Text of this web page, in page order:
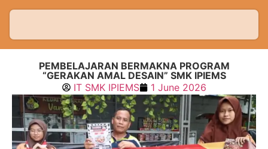
PEMBELAJARAN BERMAKNA PROGRAM
“GERAKAN AMAL DESAIN” SMK IPIEMS
IT SMK IPIEMS
1 June 2026